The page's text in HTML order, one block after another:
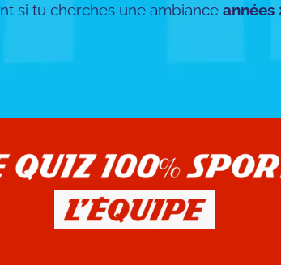
si tu cherches une ambiance années